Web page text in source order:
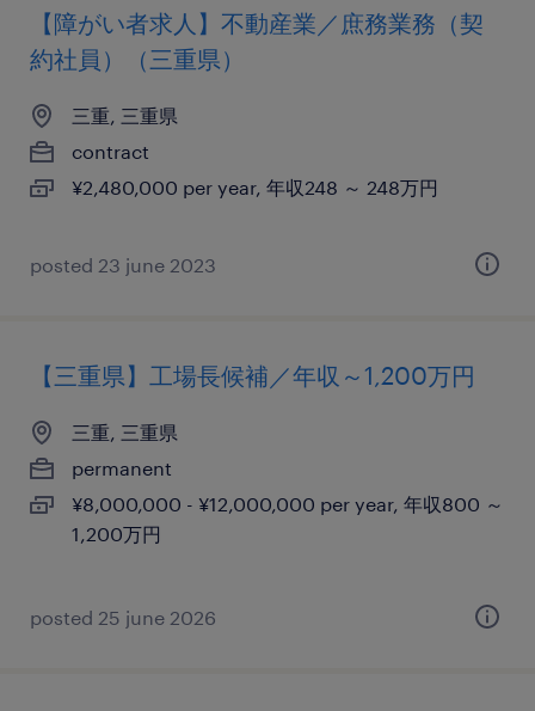
【障がい者求人】不動産業／庶務業務（契
約社員）（三重県）
三重, 三重県
contract
¥2,480,000 per year, 年収248 ～ 248万円
posted 23 june 2023
【三重県】工場長候補／年収～1,200万円
三重, 三重県
permanent
¥8,000,000 - ¥12,000,000 per year, 年収800 ～
1,200万円
posted 25 june 2026